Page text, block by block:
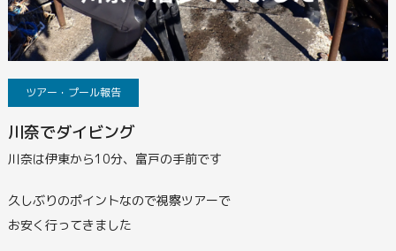
ツアー・プール報告
川奈でダイビング
川奈は伊東から10分、富戸の手前です
久しぶりのポイントなので視察ツアーで
お安く行ってきました